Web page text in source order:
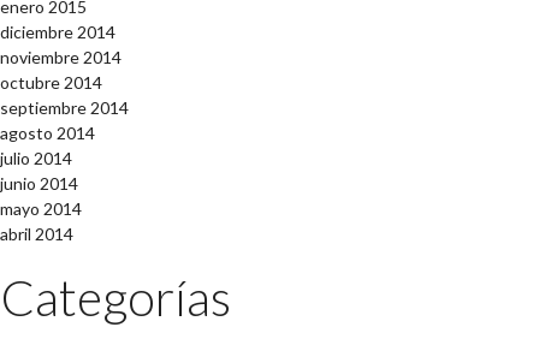
enero 2015
diciembre 2014
noviembre 2014
octubre 2014
septiembre 2014
agosto 2014
julio 2014
junio 2014
mayo 2014
abril 2014
Categorías